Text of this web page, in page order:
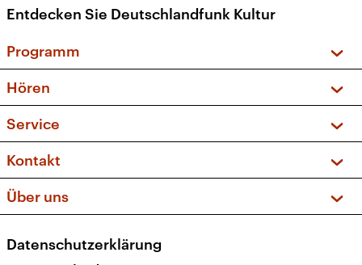
Entdecken Sie Deutschlandfunk Kultur
Programm
Sendungen und Podcasts
Musikliste
Kakadu – Das Kinderprogramm
Hören
Frequenzen (UKW + DAB+)
Service
FAQ
Apps
Newsletter
Veranstaltungen
Kontakt
Social Media
Über uns
Presse
Datenschutzerklärung